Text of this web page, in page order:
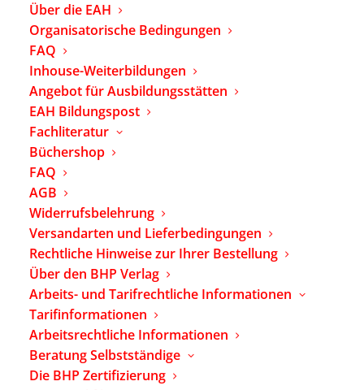
Über die EAH
Organisatorische Bedingungen
FAQ
Inhouse-Weiterbildungen
Angebot für Ausbildungsstätten
EAH Bildungspost
Fachliteratur
Büchershop
FAQ
AGB
Widerrufsbelehrung
Versandarten und Lieferbedingungen
Rechtliche Hinweise zur Ihrer Bestellung
Über den BHP Verlag
Arbeits- und Tarifrechtliche Informationen
Tarifinformationen
Arbeitsrechtliche Informationen
Beratung Selbstständige
Die BHP Zertifizierung
–
26.09.2026
Ort:
FiL |
Fachverband für
integrative
Lerntherapie e.V,
Grunewaldstraße
57, 10825 Berlin
Anmeldeschluss:
21.08.2026
Plätze
verfügbar